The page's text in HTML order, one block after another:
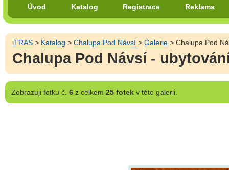
Úvod Katalog Registrace Reklama
iTRAS > Katalog >Chalupa Pod Návsí >Galerie > Chalupa Pod
Chalupa Pod Návsí -
Zobrazujifotku č. 6z celkem 25 fotekv této galerii.